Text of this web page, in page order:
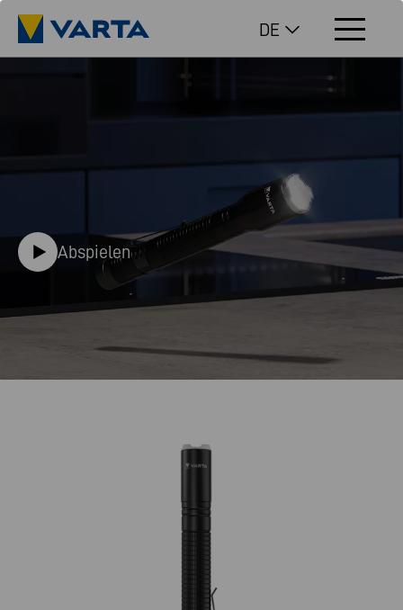
DE
Abspielen